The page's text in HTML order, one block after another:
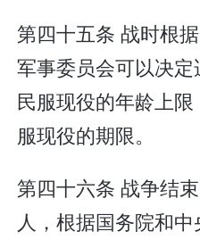
第四十五条 战时根
军事委员会可以决
民服现役的年龄上
服现役的期限。
第四十六条 战争结
人，根据国务院和